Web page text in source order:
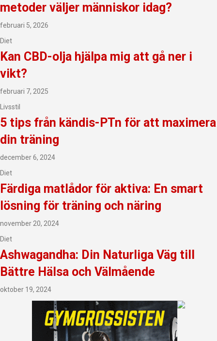
metoder väljer människor idag?
februari 5, 2026
Diet
Kan CBD-olja hjälpa mig att gå ner i
vikt?
februari 7, 2025
Livsstil
5 tips från kändis-PTn för att maximera
din träning
december 6, 2024
Diet
Färdiga matlådor för aktiva: En smart
lösning för träning och näring
november 20, 2024
Diet
Ashwagandha: Din Naturliga Väg till
Bättre Hälsa och Välmående
oktober 19, 2024